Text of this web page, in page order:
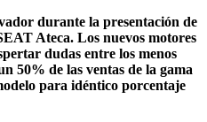
durante la presentación de
Ateca. Los nuevos motores
dudas entre los menos
50% de las ventas de la gama
para idéntico porcentaje